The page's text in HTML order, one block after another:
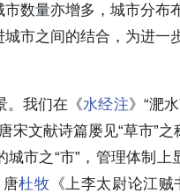
数量亦增多，城市分布
市之间的结合，为进一
。我们在《水经注》“淝
宋文献诗篇屡见“草市”之
市之“市”，管理体制上
唐杜牧 《上李太尉论江